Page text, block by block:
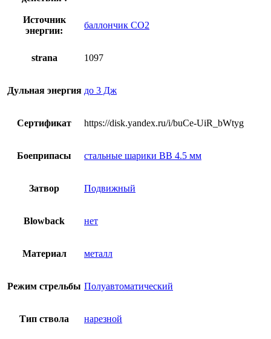
Источник
энергии:
баллончик CO2
strana 1097
Дульная энергия до 3 Дж
Сертификат https://disk.yandex.ru/i/buCe-UiR_bWtyg
Боеприпасы стальные шарики BB 4.5 мм
Затвор Подвижный
Blowback нет
Материал металл
Режим стрельбы Полуавтоматический
Тип ствола нарезной